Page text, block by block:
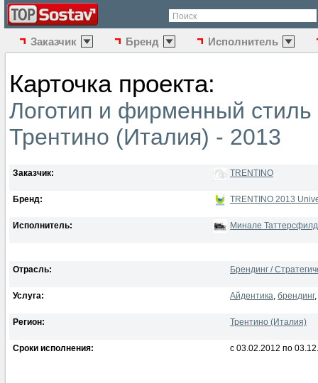
Поиск
Заказчик Бренд Исполнитель
Карточка проекта:
Логотип и фирменный
Трентино (Италия) - 2013
Заказчик: TRENTINO
Бренд: TRENTINO 2013
Исполнитель: Минале Таттерсфилд
Отрасль: Брендинг /
Услуга: Айдентика, брендинг,
Регион: Трентино (Италия)
Сроки исполнения: с 03.02.2012 по